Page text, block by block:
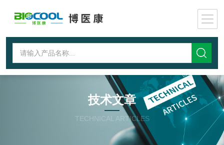
技术文章
TECHNICAL ARTICLES